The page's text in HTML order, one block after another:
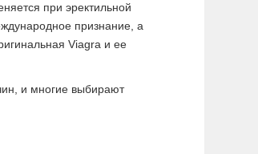
при эректильной
признание, а
Viagra и ее
и многие выбирают